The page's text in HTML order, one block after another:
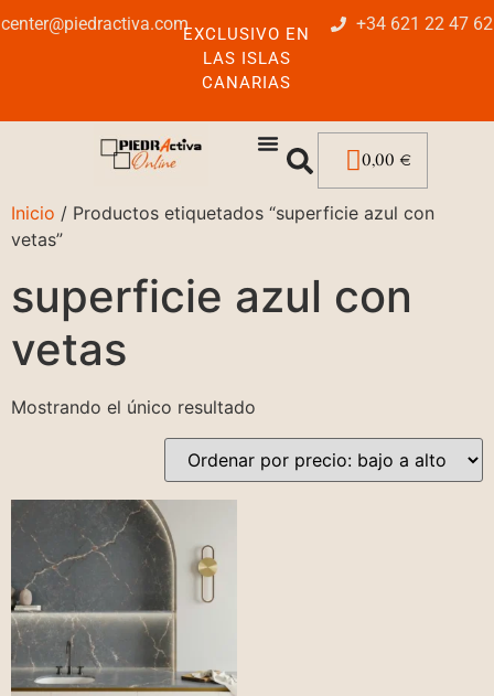
center@piedractiva.comEXCLUSIVO EN
LAS ISLAS
CANARIAS
+34 621 22 47 62
0,00 €
Inicio / Productos etiquetados “superficie azul con
vetas”
superficie azul con
vetas
Mostrando el único resultado